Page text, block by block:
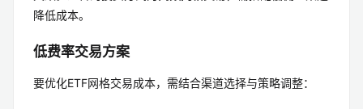
降低成本。
低费率交易方案
要优化ETF网格交易成本，需结合渠道选择与策略调整：